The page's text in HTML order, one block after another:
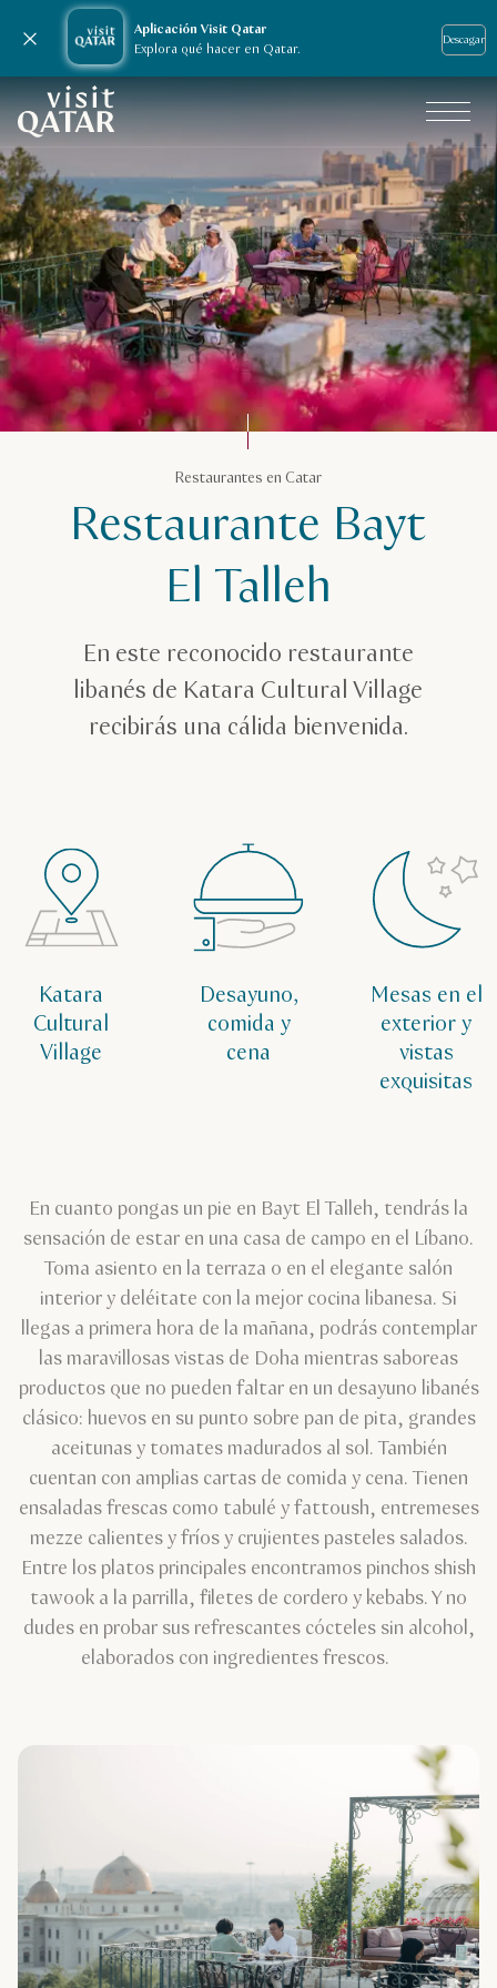
Aplicación Visit Qatar
Explora qué hacer en Qatar.
Descagar
Cerrar notificación
Página de inicio de Visit Qatar
Cosas que hacer en Catar
Restaurantes
Restaurantes en Catar
Restaurante Bayt El Talleh Doha | Cocina levantina
Restaurantes en Catar
Restaurante Bayt
El Talleh
En este reconocido restaurante
libanés de Katara Cultural Village
recibirás una cálida bienvenida.
Katara
Cultural
Village
Desayuno,
comida y
cena
Mesas en el
exterior y
vistas
exquisitas
En cuanto pongas un pie en Bayt El Talleh, tendrás la
sensación de estar en una casa de campo en el Líbano.
Toma asiento en la terraza o en el elegante salón
interior y deléitate con la mejor cocina libanesa. Si
llegas a primera hora de la mañana, podrás contemplar
las maravillosas vistas de Doha mientras saboreas
productos que no pueden faltar en un desayuno libanés
clásico: huevos en su punto sobre pan de pita, grandes
aceitunas y tomates madurados al sol. También
cuentan con amplias cartas de comida y cena. Tienen
ensaladas frescas como tabulé y fattoush, entremeses
mezze calientes y fríos y crujientes pasteles salados.
Entre los platos principales encontramos pinchos shish
tawook a la parrilla, filetes de cordero y kebabs. Y no
dudes en probar sus refrescantes cócteles sin alcohol,
elaborados con ingredientes frescos.